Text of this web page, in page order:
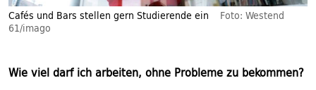
Cafés und Bars stellen gern Studierende ein Foto: Westend
61/imago
Wie viel darf ich arbeiten, ohne Probleme zu bekommen?